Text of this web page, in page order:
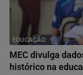
EDUCAÇÃO
MEC divulga
histórico na